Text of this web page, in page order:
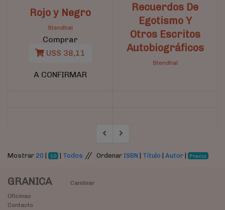
Rojo y Negro
Stendhal
Comprar
U$S 38,11
A CONFIRMAR
Recuerdos De
Egotismo Y
Otros Escritos
Autobiográficos
Stendhal
Mostrar 20 | 50 | Todos // Ordenar ISBN | Título | Autor| Precio
GRANICA
Cambiar
Oficinas
Contacto